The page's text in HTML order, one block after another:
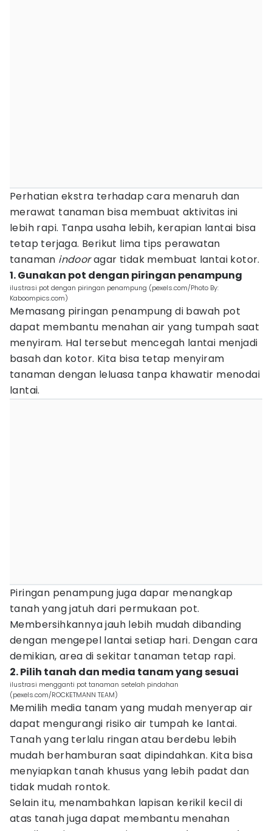
Perhatian ekstra terhadap cara menaruh dan
merawat tanaman bisa membuat aktivitas ini
lebih rapi. Tanpa usaha lebih, kerapian lantai bisa
tetap terjaga. Berikut lima tips perawatan
tanaman indooragar tidak membuat lantai kotor.
1. Gunakan pot dengan piringan penampung
ilustrasi pot dengan piringan penampung (pexels.com/Photo By:
Kaboompics.com)
Memasang piringan penampung di bawah pot
dapat membantu menahan air yang tumpah saat
menyiram. Hal tersebut mencegah lantai menjadi
basah dan kotor. Kita bisa tetap menyiram
tanaman dengan leluasa tanpa khawatir menodai
lantai.
Piringan penampung juga dapar menangkap
tanah yang jatuh dari permukaan pot.
Membersihkannya jauh lebih mudah dibanding
dengan mengepel lantai setiap hari. Dengan cara
demikian, area di sekitar tanaman tetap rapi.
2. Pilih tanah dan media tanam yang sesuai
ilustrasi mengganti pot tanaman setelah pindahan
(pexels.com/ROCKETMANN TEAM)
Memilih media tanam yang mudah menyerap air
dapat mengurangi risiko air tumpah ke lantai.
Tanah yang terlalu ringan atau berdebu lebih
mudah berhamburan saat dipindahkan. Kita bisa
menyiapkan tanah khusus yang lebih padat dan
tidak mudah rontok.
Selain itu, menambahkan lapisan kerikil kecil di
atas tanah juga dapat membantu menahan